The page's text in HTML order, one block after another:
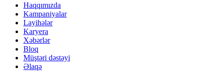
Haqqımızda
Kampaniyalar
Layihələr
Karyera
Xəbərlər
Bloq
Müştəri dəstəyi
Əlaqə